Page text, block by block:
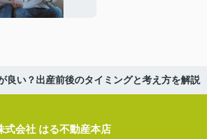
良い？出産前後のタイミングと考え方を解説
式会社 はる不動産本店